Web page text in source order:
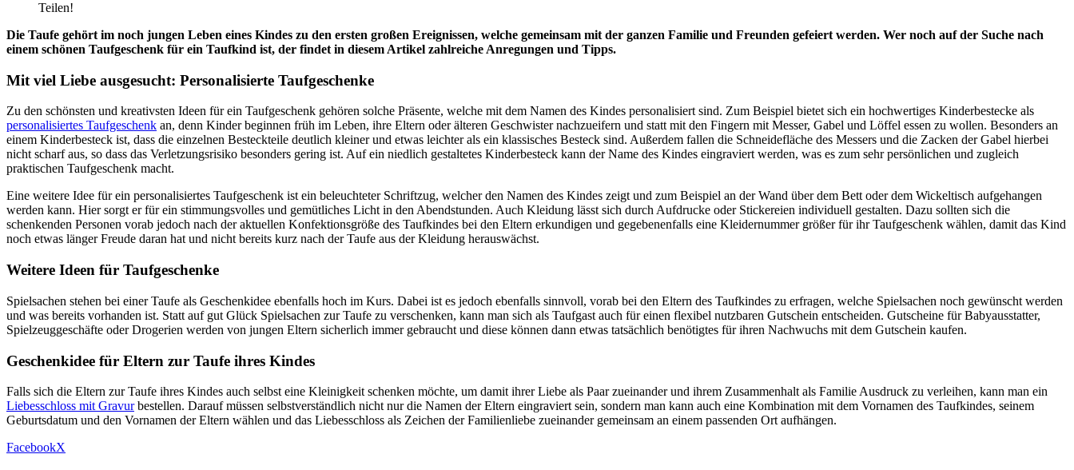
Teilen!
Die Taufe gehört im noch jungen Leben eines Kindes zu den ersten großen Ereignissen, welche gemeinsam mit der ganzen Familie und Freunden gefeiert werden. Wer noch auf der Suche nach
einem schönen Taufgeschenk für ein Taufkind ist, der findet in diesem Artikel zahlreiche Anregungen und Tipps.
Mit viel Liebe ausgesucht: Personalisierte Taufgeschenke
Zu den schönsten und kreativsten Ideen für ein Taufgeschenk gehören solche Präsente, welche mit dem Namen des Kindes personalisiert sind. Zum Beispiel bietet sich ein hochwertiges Kinderbestecke als
personalisiertes Taufgeschenk an, denn Kinder beginnen früh im Leben, ihre Eltern oder älteren Geschwister nachzueifern und statt mit den Fingern mit Messer, Gabel und Löffel essen zu wollen. Besonders an
einem Kinderbesteck ist, dass die einzelnen Besteckteile deutlich kleiner und etwas leichter als ein klassisches Besteck sind. Außerdem fallen die Schneidefläche des Messers und die Zacken der Gabel hierbei
nicht scharf aus, so dass das Verletzungsrisiko besonders gering ist. Auf ein niedlich gestaltetes Kinderbesteck kann der Name des Kindes eingraviert werden, was es zum sehr persönlichen und zugleich
praktischen Taufgeschenk macht.
Eine weitere Idee für ein personalisiertes Taufgeschenk ist ein beleuchteter Schriftzug, welcher den Namen des Kindes zeigt und zum Beispiel an der Wand über dem Bett oder dem Wickeltisch aufgehangen
werden kann. Hier sorgt er für ein stimmungsvolles und gemütliches Licht in den Abendstunden. Auch Kleidung lässt sich durch Aufdrucke oder Stickereien individuell gestalten. Dazu sollten sich die
schenkenden Personen vorab jedoch nach der aktuellen Konfektionsgröße des Taufkindes bei den Eltern erkundigen und gegebenenfalls eine Kleidernummer größer für ihr Taufgeschenk wählen, damit das Kind
noch etwas länger Freude daran hat und nicht bereits kurz nach der Taufe aus der Kleidung herauswächst.
Weitere Ideen für Taufgeschenke
Spielsachen stehen bei einer Taufe als Geschenkidee ebenfalls hoch im Kurs. Dabei ist es jedoch ebenfalls sinnvoll, vorab bei den Eltern des Taufkindes zu erfragen, welche Spielsachen noch gewünscht werden
und was bereits vorhanden ist. Statt auf gut Glück Spielsachen zur Taufe zu verschenken, kann man sich als Taufgast auch für einen flexibel nutzbaren Gutschein entscheiden. Gutscheine für Babyausstatter,
Spielzeuggeschäfte oder Drogerien werden von jungen Eltern sicherlich immer gebraucht und diese können dann etwas tatsächlich benötigtes für ihren Nachwuchs mit dem Gutschein kaufen.
Geschenkidee für Eltern zur Taufe ihres Kindes
Falls sich die Eltern zur Taufe ihres Kindes auch selbst eine Kleinigkeit schenken möchte, um damit ihrer Liebe als Paar zueinander und ihrem Zusammenhalt als Familie Ausdruck zu verleihen, kann man ein
Liebesschloss mit Gravurbestellen. Darauf müssen selbstverständlich nicht nur die Namen der Eltern eingraviert sein, sondern man kann auch eine Kombination mit dem Vornamen des Taufkindes, seinem
Geburtsdatum und den Vornamen der Eltern wählen und das Liebesschloss als Zeichen der Familienliebe zueinander gemeinsam an einem passenden Ort aufhängen.
FacebookX